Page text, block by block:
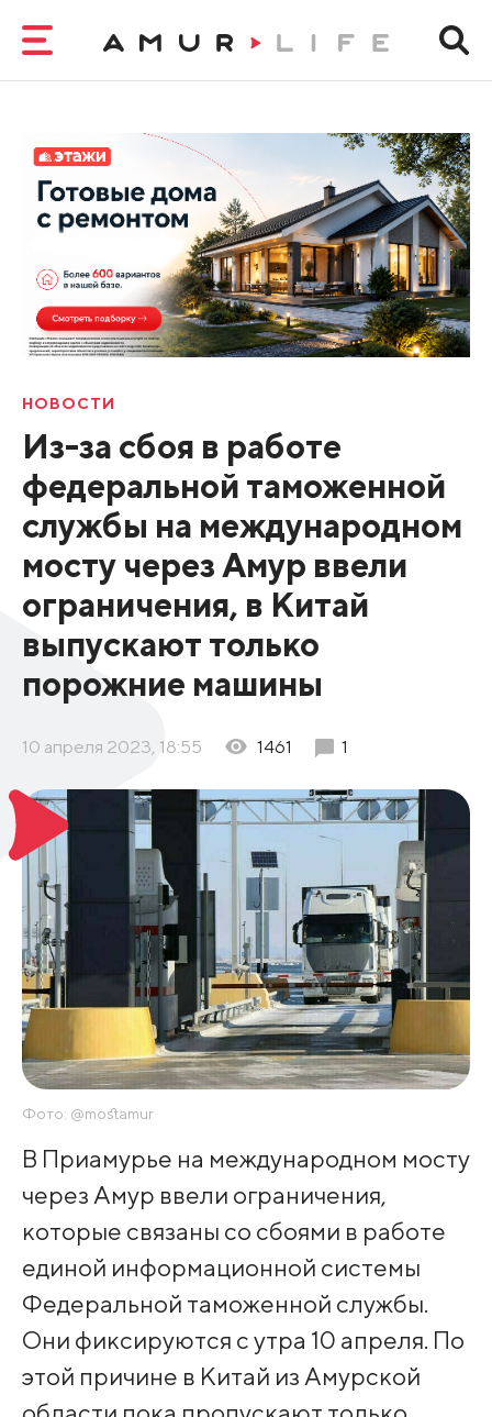
НОВОСТИ
Из-за сбоя в работе
федеральной таможенной
службы на международном
мосту через Амур ввели
ограничения, в Китай
выпускают только
порожние машины
10 апреля 2023, 18:55 1461 1
Фото: @mostamur
В Приамурье на международном мосту
через Амур ввели ограничения,
которые связаны со сбоями в работе
единой информационной системы
Федеральной таможенной службы.
Они фиксируются с утра 10 апреля. По
этой причине в Китай из Амурской